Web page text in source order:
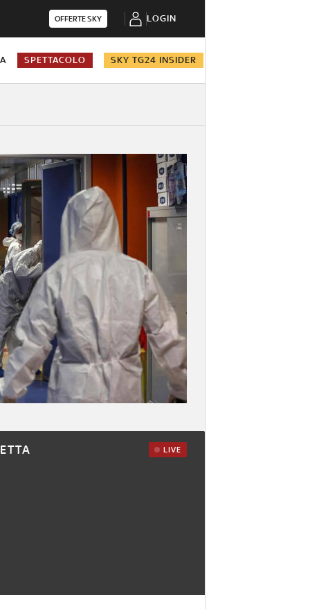
OFFERTE SKY LOGIN
SPETTACOLO SKY TG24 INSIDER
LIVE